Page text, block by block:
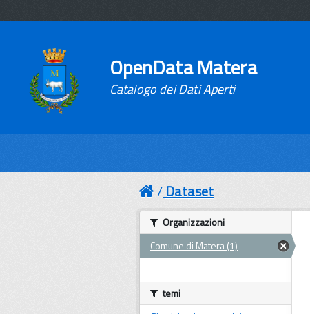
OpenData Matera
Catalogo dei Dati Aperti
Dataset
Organizzazioni
Comune di Matera (1)
temi